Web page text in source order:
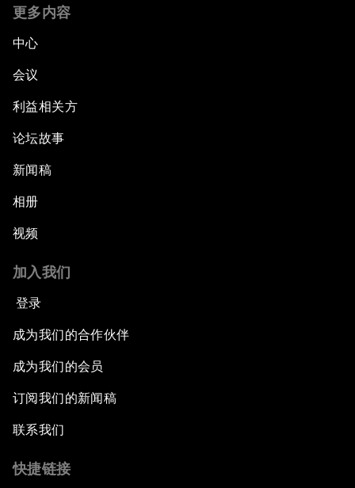
更多内容
中心
会议
利益相关方
论坛故事
新闻稿
相册
视频
加入我们
登录
成为我们的合作伙伴
成为我们的会员
订阅我们的新闻稿
联系我们
快捷链接